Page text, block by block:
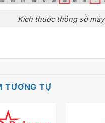
Kích thước thông số máy
TƯƠNG TỰ